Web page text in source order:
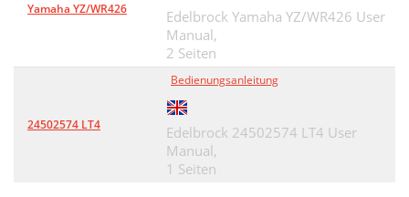
Yamaha YZ/WR426
Edelbrock Yamaha YZ/WR426 User
Manual,
2 Seiten
24502574 LT4
Bedienungsanleitung
Edelbrock 24502574 LT4 User
Manual,
1 Seiten